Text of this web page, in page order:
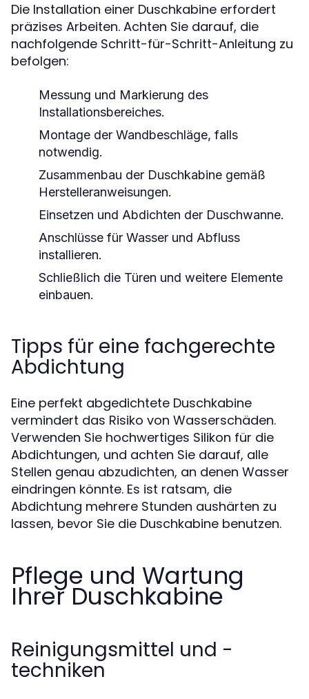
Die Installation einer Duschkabine erfordert
präzises Arbeiten. Achten Sie darauf, die
nachfolgende Schritt-für-Schritt-Anleitung zu
befolgen:
Messung und Markierung des
Installationsbereiches.
Montage der Wandbeschläge, falls
notwendig.
Zusammenbau der Duschkabine gemäß
Herstelleranweisungen.
Einsetzen und Abdichten der Duschwanne.
Anschlüsse für Wasser und Abfluss
installieren.
Schließlich die Türen und weitere Elemente
einbauen.
Tipps für eine fachgerechte
Abdichtung
Eine perfekt abgedichtete Duschkabine
vermindert das Risiko von Wasserschäden.
Verwenden Sie hochwertiges Silikon für die
Abdichtungen, und achten Sie darauf, alle
Stellen genau abzudichten, an denen Wasser
eindringen könnte. Es ist ratsam, die
Abdichtung mehrere Stunden aushärten zu
lassen, bevor Sie die Duschkabine benutzen.
Pflege und Wartung
Ihrer Duschkabine
Reinigungsmittel und -
techniken